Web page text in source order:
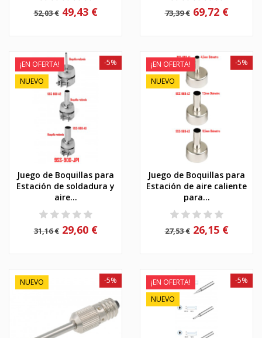
52,03 € 49,43 € 73,39 € 69,72 €
¡EN OFERTA!
NUEVO
Juego de Boquillas para
Estación de soldadura y
aire...
31,16 €
-5%
29,60 €
¡EN OFERTA!
NUEVO
Juego de Boquillas para
Estación de aire caliente
para...
27,53 €
-5%
26,15 €
NUEVO -5%
¡EN OFERTA!
NUEVO
-5%